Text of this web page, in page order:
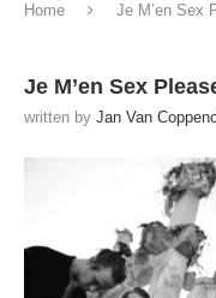
Home Je M’en Sex
Je M’en Sex
written by Jan Van